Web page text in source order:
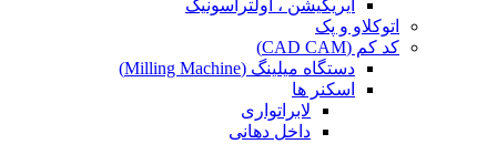
ایریگیشن ، اولتراسونیک
اتوکلاو و پک
کد کم (CAD CAM)
دستگاه میلینگ (Milling Machine)
اسکنر ها
لابراتواری
داخل دهانی